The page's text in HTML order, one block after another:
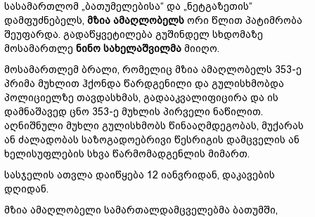
სასამართლომ „ბათუმელებისა“ და „ნეტგაზეთის“
დამფუძნებელს, მზია ამაღლობელს ორი წლით პატიმრობა
შეუფარდა. გადაწყვეტილება გუშინდელ სხდომაზე
მოსამართლე ნინო სახელაშვილმა მიიღო.
მოსამართლემ ბრალი, რომელიც მზია ამაღლობელს 353-ე
პრიმა მუხლით ჰქონდა წარდგენილი და გულისხმობდა
პოლიციელზე თავდასხმას, გადააკვალიფიცირა და ის
დამნაშავედ ცნო 353-ე მუხლის პირველი ნაწილით.
აღნიშნული მუხლი გულისხმობს წინააღმდეგობას, მუქარას
ან ძალადობას საზოგადოებრივი წესრიგის დამცველის ან
ხელისუფლების სხვა წარმომადგენლის მიმართ.
სასჯელის ათვლა დაიწყება 12 იანვრიდან, დაკავების
დღიდან.
მზია ამაღლობელი სამართალდამცველებმა ბათუმში,